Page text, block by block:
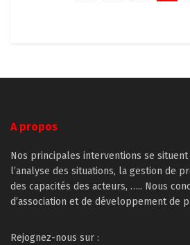
A propos
Nos principales interventions se
l’analyse des situations, la gestion de
des capacités des acteurs, ….. Nous
d’association et de développement de
Rejognez-nous sur :